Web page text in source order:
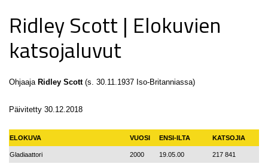
Ridley Scott | Elokuvien
katsojaluvut
Ohjaaja Ridley Scott(s. 30.11.1937 Iso-Britanniassa)
Päivitetty 30.12.2018
ELOKUVA VUOSI ENSI-ILTA KATSOJIA
Gladiaattori 2000 19.05.00 217 841